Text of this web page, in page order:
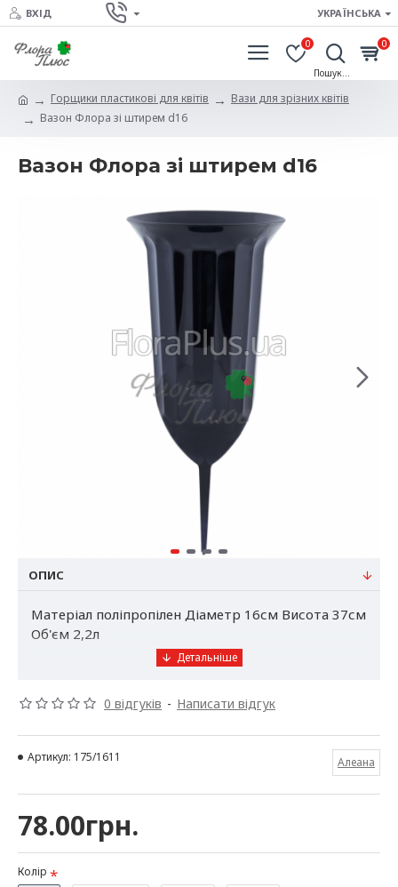
ВХІД УКРАЇНСЬКА
0 0
Горщики пластикові для квітів
Вази для зрізних квітів
Вазон Флора зі штирем d16
Вазон Флора зі штирем d16
ОПИС
Матеріал поліпропілен Діаметр 16см Висота 37см
Об'єм 2,2л
призначена для демонстрації зрізних квітів,
жорсткого, а також легкого пластика. Стійкий до
механічних пошкоджень і погодних умов, його
Матеріал:поліпропілен
0 відгуків - Написати відгук
78.00грн.
Артикул: 175/1611 Алеана
Колір